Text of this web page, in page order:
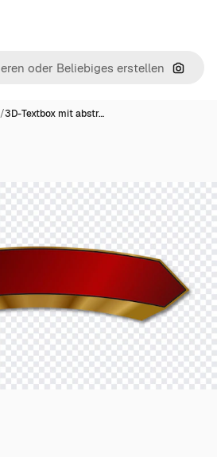
Nach
/3D-Textbox mit abstr…